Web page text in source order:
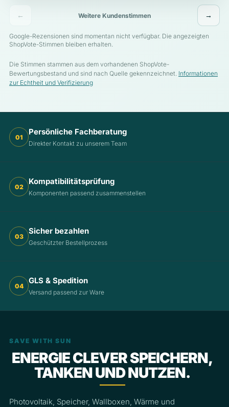
← Weitere Kundenstimmen →
Google-Rezensionen sind momentan nicht verfügbar. Die angezeigten
ShopVote-Stimmen bleiben erhalten.
Die Stimmen stammen aus dem vorhandenen ShopVote-
Bewertungsbestand und sind nach Quelle gekennzeichnet. Informationen
zur Echtheit und Verifizierung
01
Persönliche Fachberatung
Direkter Kontakt zu unserem Team
02
Kompatibilitätsprüfung
Komponenten passend zusammenstellen
03
Sicher bezahlen
Geschützter Bestellprozess
04
GLS & Spedition
Versand passend zur Ware
SAVE WITH SUN
ENERGIE CLEVER SPEICHERN,
TANKEN UND NUTZEN.
Photovoltaik, Speicher, Wallboxen, Wärme und